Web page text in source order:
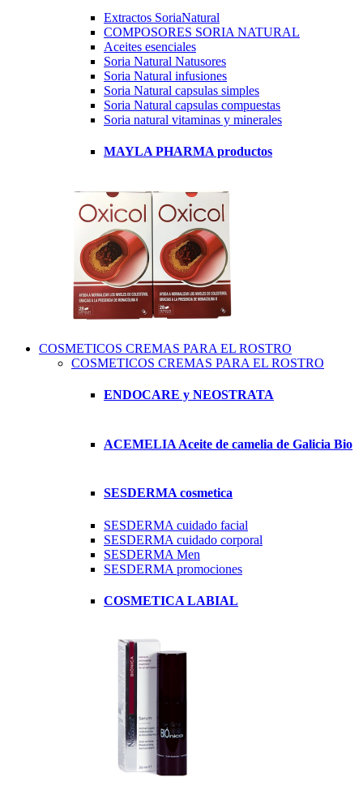
Extractos SoriaNatural
COMPOSORES SORIA NATURAL
Aceites esenciales
Soria Natural Natusores
Soria Natural infusiones
Soria Natural capsulas simples
Soria Natural capsulas compuestas
Soria natural vitaminas y minerales
MAYLA PHARMA productos
COSMETICOS CREMAS PARA EL ROSTRO
COSMETICOS CREMAS PARA EL ROSTRO
ENDOCARE y NEOSTRATA
ACEMELIA Aceite de camelia de Galicia Bio
SESDERMA cosmetica
SESDERMA cuidado facial
SESDERMA cuidado corporal
SESDERMA Men
SESDERMA promociones
COSMETICA LABIAL